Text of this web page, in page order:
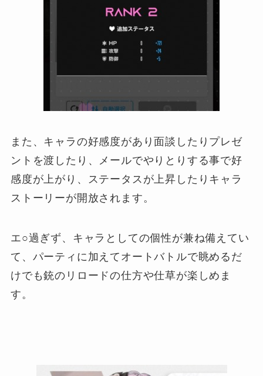
また、キャラの好感度があり面談したりプレゼ
ントを渡したり、メールでやりとりする事で好
感度が上がり、ステータスが上昇したりキャラ
ストーリーが開放されます。
エ○過ぎず、キャラとしての個性が兼ね備えてい
て、パーティに加えてオートバトルで眺めるだ
けでも銃のリロードの仕方や仕草が楽しめま
す。